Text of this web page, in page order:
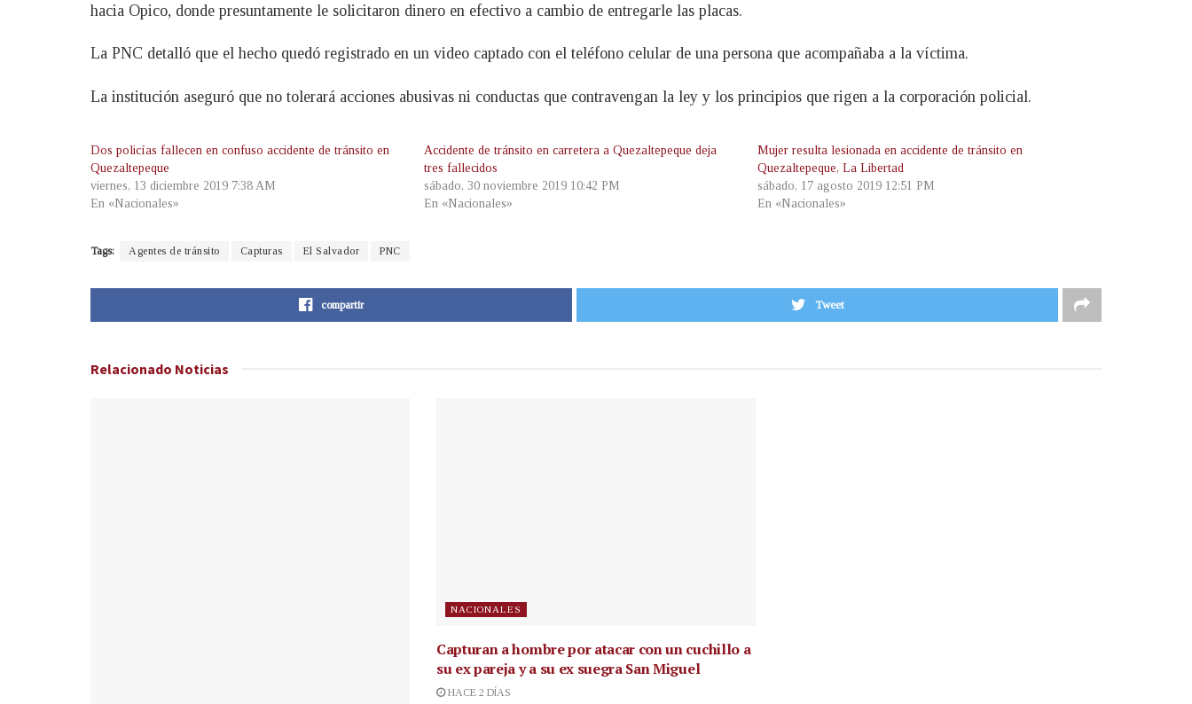
hacia Opico, donde presuntamente le solicitaron dinero en efectivo a cambio de entregarle las placas.
La PNC detalló que el hecho quedó registrado en un video captado con el teléfono celular de una persona que acompañaba a la víctima.
La institución aseguró que no tolerará acciones abusivas ni conductas que contravengan la ley y los principios que rigen a la corporación policial.
Dos policías fallecen en confuso accidente de tránsito en
Quezaltepeque
viernes, 13 diciembre 2019 7:38 AM
En «Nacionales»
Accidente de tránsito en carretera a Quezaltepeque deja
tres fallecidos
sábado, 30 noviembre 2019 10:42 PM
En «Nacionales»
Mujer resulta lesionada en accidente de tránsito en
Quezaltepeque, La Libertad
sábado, 17 agosto 2019 12:51 PM
En «Nacionales»
Tags: Agentes de tránsito Capturas El Salvador PNC
compartir Tweet
Relacionado Noticias
NACIONALES
Capturan a hombre por atacar con un cuchillo a
su ex pareja y a su ex suegra San Miguel
HACE 2 DÍAS